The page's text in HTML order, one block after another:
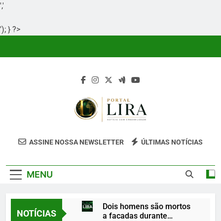
','
'); } ?>
Portal Lira
Portal Lira É Um Site Informativo
Clareza, Responsabilidade E Uma Boa
ASSINE NOSSA NEWSLETTER ÚLTIMAS NOTÍCIAS
MENU
NOTÍCIAS
Dois homens são mortos
a facadas durante